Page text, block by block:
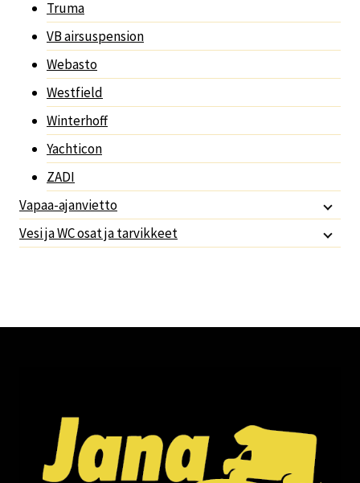
Truma
VB airsuspension
Webasto
Westfield
Winterhoff
Yachticon
ZADI
Vapaa-ajanvietto
Vesi ja WC osat ja tarvikkeet